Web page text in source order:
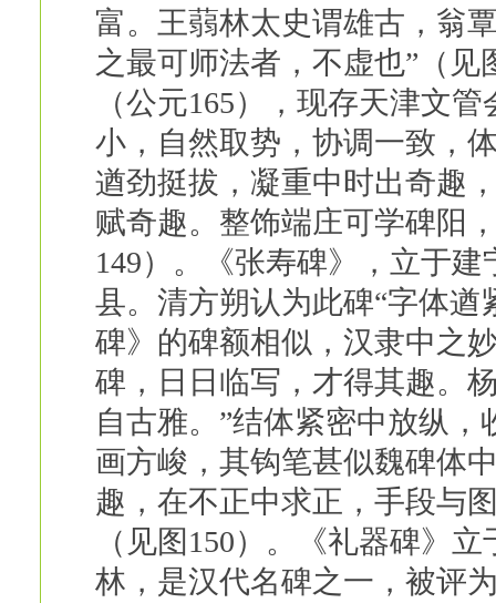
富。王蒻林太史谓雄古，翁
之最可师法者，不虚也”（
（公元165），现存天津文
小，自然取势，协调一致，
遒劲挺拔，凝重中时出奇趣
赋奇趣。整饰端庄可学碑阳
149）。《张寿碑》，立于
县。清方朔认为此碑“字体
碑》的碑额相似，汉隶中之
碑，日日临写，才得其趣。
自古雅。”结体紧密中放纵
画方峻，其钩笔甚似魏碑体
趣，在不正中求正，手段与
（见图150）。《礼器碑》
林，是汉代名碑之一，被评